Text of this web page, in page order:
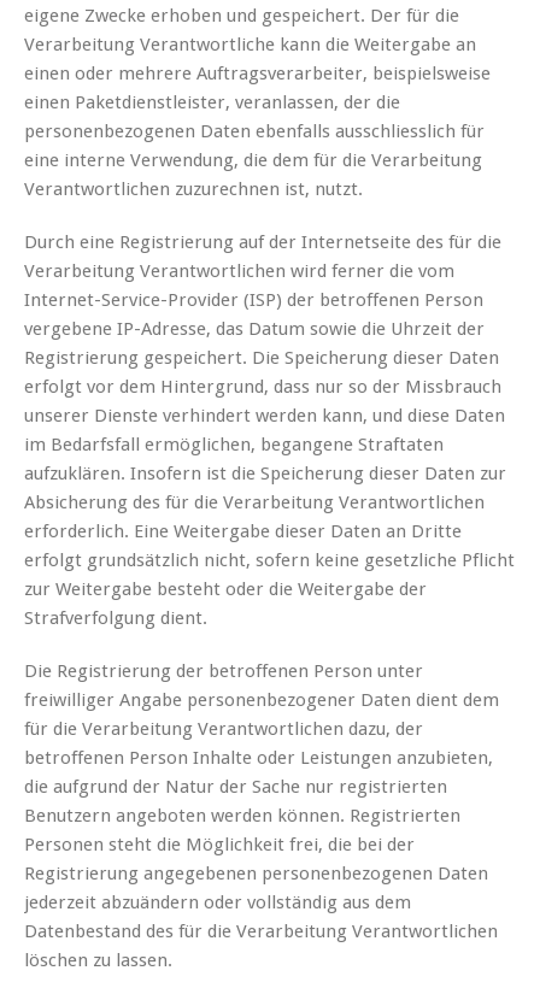
eigene Zwecke erhoben und gespeichert. Der für die
Verarbeitung Verantwortliche kann die Weitergabe an
einen oder mehrere Auftragsverarbeiter, beispielsweise
einen Paketdienstleister, veranlassen, der die
personenbezogenen Daten ebenfalls ausschliesslich für
eine interne Verwendung, die dem für die Verarbeitung
Verantwortlichen zuzurechnen ist, nutzt.
Durch eine Registrierung auf der Internetseite des für die
Verarbeitung Verantwortlichen wird ferner die vom
Internet-Service-Provider (ISP) der betroffenen Person
vergebene IP-Adresse, das Datum sowie die Uhrzeit der
Registrierung gespeichert. Die Speicherung dieser Daten
erfolgt vor dem Hintergrund, dass nur so der Missbrauch
unserer Dienste verhindert werden kann, und diese Daten
im Bedarfsfall ermöglichen, begangene Straftaten
aufzuklären. Insofern ist die Speicherung dieser Daten zur
Absicherung des für die Verarbeitung Verantwortlichen
erforderlich. Eine Weitergabe dieser Daten an Dritte
erfolgt grundsätzlich nicht, sofern keine gesetzliche Pflicht
zur Weitergabe besteht oder die Weitergabe der
Strafverfolgung dient.
Die Registrierung der betroffenen Person unter
freiwilliger Angabe personenbezogener Daten dient dem
für die Verarbeitung Verantwortlichen dazu, der
betroffenen Person Inhalte oder Leistungen anzubieten,
die aufgrund der Natur der Sache nur registrierten
Benutzern angeboten werden können. Registrierten
Personen steht die Möglichkeit frei, die bei der
Registrierung angegebenen personenbezogenen Daten
jederzeit abzuändern oder vollständig aus dem
Datenbestand des für die Verarbeitung Verantwortlichen
löschen zu lassen.